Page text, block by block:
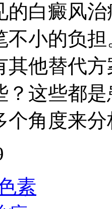
的白癜风
不小的负
其他替代
？这些都
个角度来分